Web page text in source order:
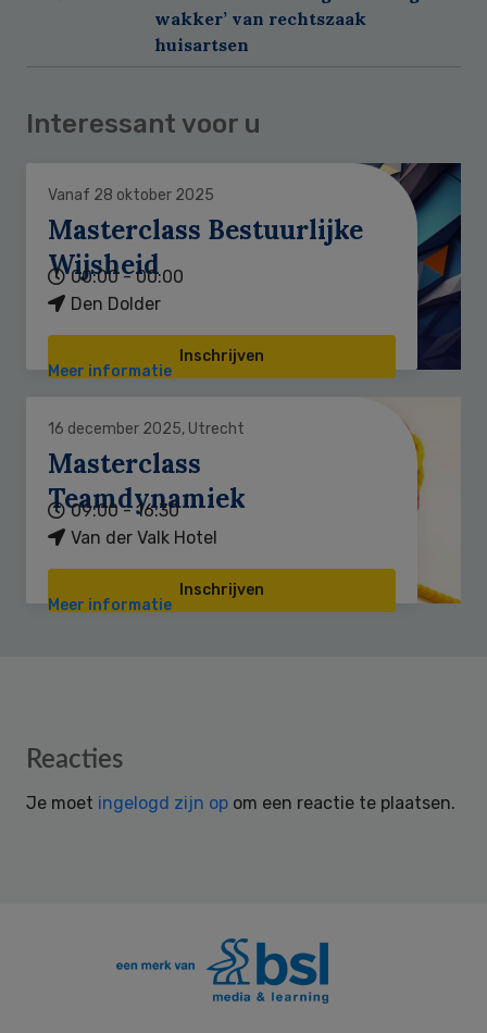
wakker’ van rechtszaak
huisartsen
Interessant voor u
Vanaf 28 oktober 2025
Masterclass Bestuurlijke
Wijsheid
00:00 - 00:00
Den Dolder
Inschrijven
Meer informatie
16 december 2025, Utrecht
Masterclass
Teamdynamiek
09:00 - 16:30
Van der Valk Hotel
Inschrijven
Meer informatie
Reader
Reacties
Je moet ingelogd zijn op om een reactie te plaatsen.